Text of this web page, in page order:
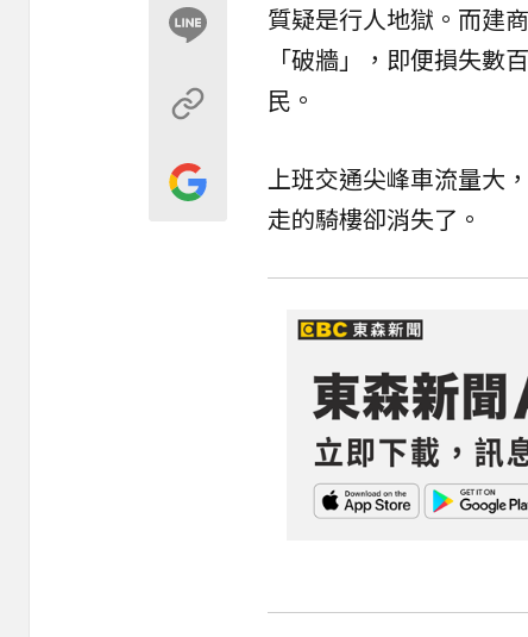
質疑是行人地獄。而建
「破牆」，即便損失數
民。
上班交通尖峰車流量大
走的騎樓卻消失了。